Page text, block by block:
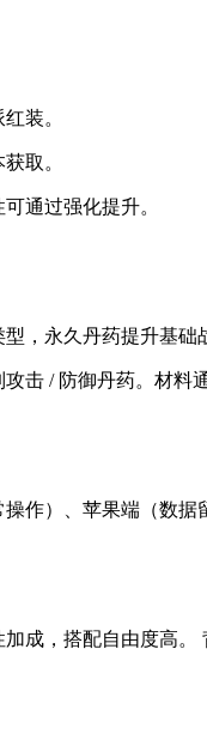
装。
取。
通过强化提升。
，永久丹药提升基础
击 / 防御丹药。材料
作）、苹果端（数据
成，搭配自由度高